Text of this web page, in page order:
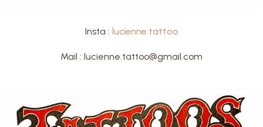
Insta : lucienne.tattoo
Mail : lucienne.tattoo@gmail.com